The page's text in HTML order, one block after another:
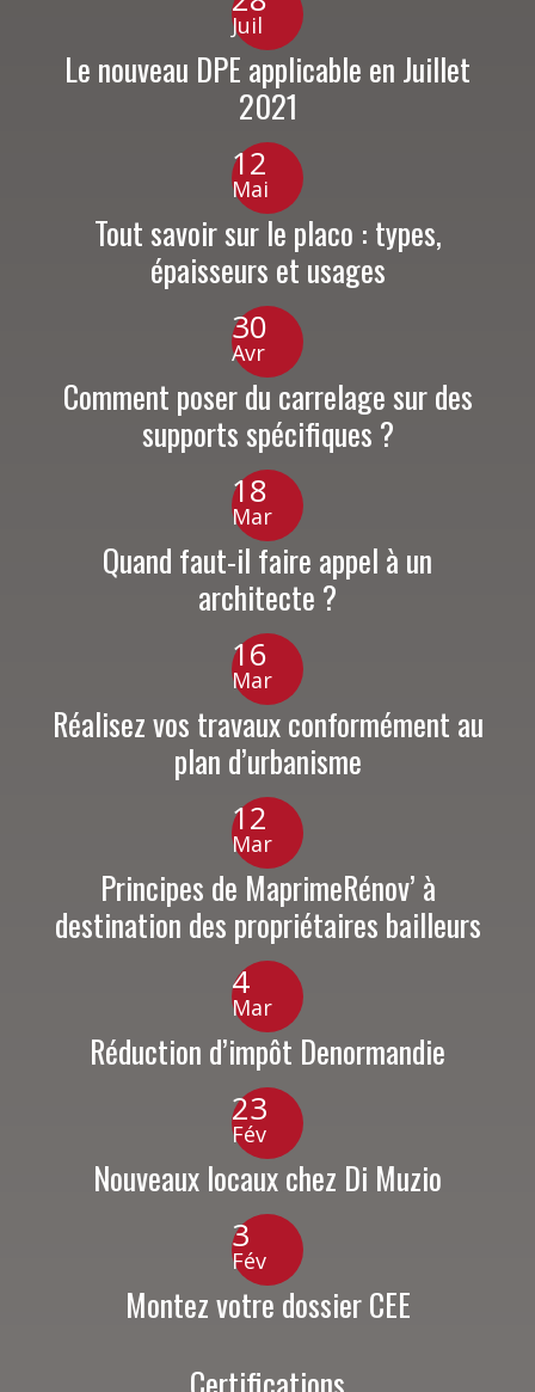
Juil
Le nouveau DPE applicable en Juillet
2021
12
Mai
Tout savoir sur le placo : types,
épaisseurs et usages
30
Avr
Comment poser du carrelage sur des
supports spécifiques ?
18
Mar
Quand faut-il faire appel à un
architecte ?
16
Mar
Réalisez vos travaux conformément au
plan d’urbanisme
12
Mar
Principes de MaprimeRénov’ à
destination des propriétaires bailleurs
4
Mar
Réduction d’impôt Denormandie
23
Fév
Nouveaux locaux chez Di Muzio
3
Fév
Montez votre dossier CEE